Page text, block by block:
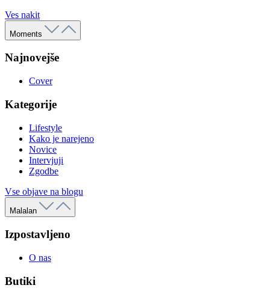
Ves nakit
Moments
Najnovejše
Cover
Kategorije
Lifestyle
Kako je narejeno
Novice
Intervjuji
Zgodbe
Vse objave na blogu
Malalan
Izpostavljeno
O nas
Butiki